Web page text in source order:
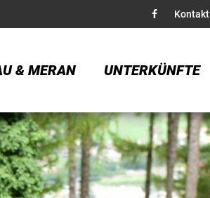
Kontakt
& MERAN UNTERKÜNFTE